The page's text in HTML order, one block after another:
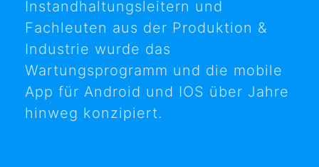
Instandhaltungsleitern und
Fachleuten aus der Produktion &
Industrie wurde das
Wartungsprogramm und die mobile
App für Android und IOS über Jahre
hinweg konzipiert.